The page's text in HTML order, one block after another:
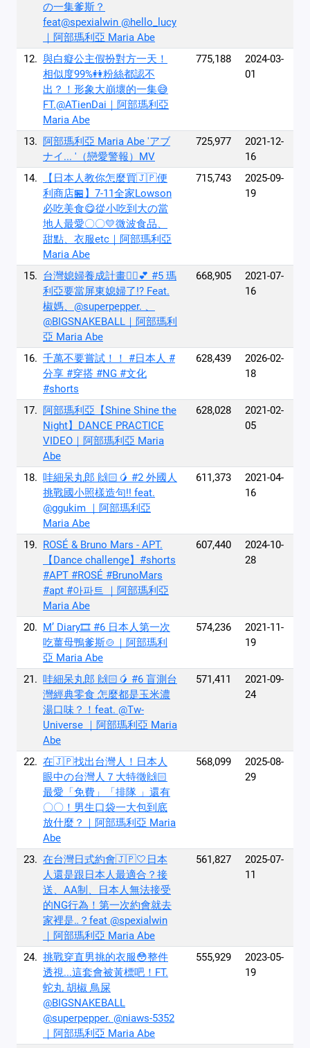
の一集爹斯？
feat@spexialwin @hello_lucy
｜阿部瑪利亞 Maria Abe
12. 與白癡公主假扮對方一天！
相似度99%👭粉絲都認不
出？！形象大崩壞的一集😅
FT.@ATienDai｜阿部瑪利亞
Maria Abe
775,188
2024-03-
01
13. 阿部瑪利亞 Maria Abe 'アブ
ナイ... '（戀愛警報）MV
725,977
2021-12-
16
14.
【日本人教你怎麼買🇯🇵便
利商店🏪】7-11全家Lowson
必吃美食😋從小吃到大の當
地人最愛〇〇💛微波食品、
甜點、衣服etc｜阿部瑪利亞
Maria Abe
715,743
2025-09-
19
15. 台灣媳婦養成計畫👰‍♀💕 #5 瑪
利亞要當屏東媳婦了!? Feat.
椒媽、@superpepper. 、
@BIGSNAKEBALL｜阿部瑪利
亞 Maria Abe
668,905
2021-07-
16
16. 千萬不要嘗試！！ #日本人 #
分享 #穿搭 #NG #文化
#shorts
628,439
2026-02-
18
17. 阿部瑪利亞【Shine Shine the
Night】DANCE PRACTICE
VIDEO｜阿部瑪利亞 Maria
Abe
628,028
2021-02-
05
18. 哇細呆丸郎 🙌🏻🥭 #2 外國人
挑戰國小照樣造句!! feat.
@ggukim ｜阿部瑪利亞
Maria Abe
611,373
2021-04-
16
19. ROSÉ & Bruno Mars - APT.
【Dance challenge】#shorts
#APT #ROSÉ #BrunoMars
#apt #아파트 ｜阿部瑪利亞
Maria Abe
607,440
2024-10-
28
20. M’ Diary🎞 #6 日本人第一次
吃薑母鴨爹斯🍲｜阿部瑪利
亞 Maria Abe
574,236
2021-11-
19
21. 哇細呆丸郎 🙌🏻🥭 #6 盲測台
灣經典零食 怎麼都是玉米濃
湯口味？！feat. @Tw-
Universe ｜阿部瑪利亞 Maria
Abe
571,411
2021-09-
24
22. 在🇯🇵找出台灣人！日本人
眼中の台灣人７大特徵🙌🏻
最愛「免費」「排隊 」還有
〇〇！男生口袋一大包到底
放什麼？｜阿部瑪利亞 Maria
Abe
568,099
2025-08-
29
23. 在台灣日式約會🇯🇵🤍日本
人還是跟日本人最適合？接
送、AA制、日本人無法接受
的NG行為！第一次約會就去
家裡是‥？feat @spexialwin
｜阿部瑪利亞 Maria Abe
561,827
2025-07-
11
24. 挑戰穿直男挑的衣服😳整件
透視...這套會被黃標吧！FT.
蛇丸 胡椒 鳥屎
@BIGSNAKEBALL
@superpepper. @niaws-5352
｜阿部瑪利亞 Maria Abe
555,929
2023-05-
19